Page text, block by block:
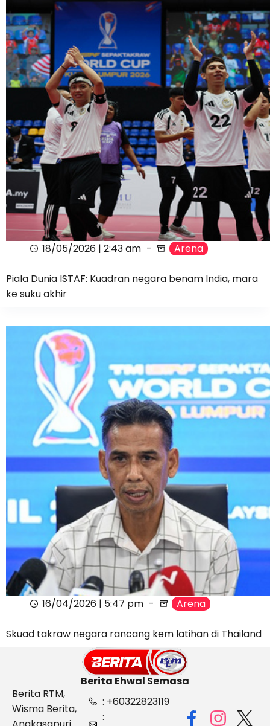
18/05/2026 | 2:43 am Arena
Piala Dunia ISTAF: Kuadran negara benam India, mara
ke suku akhir
16/04/2026 | 5:47 pm Arena
Skuad takraw negara rancang kem latihan di Thailand
Berita Ehwal Semasa
Berita RTM,
Wisma Berita,
: +60322823119
: